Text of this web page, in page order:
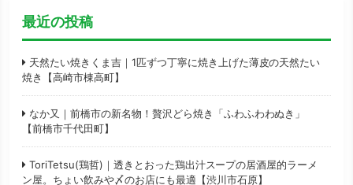
最近の投稿
天然たい焼きくま吉｜1匹ずつ丁寧に焼き上げた薄皮の天然たい
焼き【高崎市棟高町】
なか又｜前橋市の新名物！贅沢どら焼き「ふわふわわぬき」
【前橋市千代田町】
ToriTetsu(鶏哲)｜透きとおった鶏出汁スープの居酒屋的ラーメ
ン屋。ちょい飲みや〆のお店にも最適【渋川市石原】